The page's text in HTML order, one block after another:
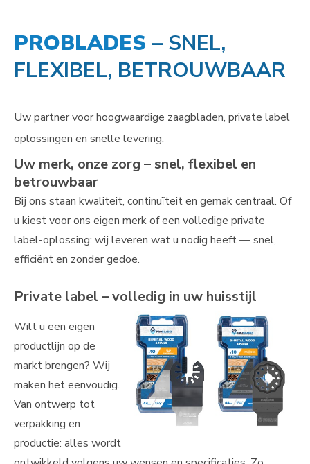
PROBLADES – SNEL,
FLEXIBEL, BETROUWBAAR
Uw partner voor hoogwaardige zaagbladen, private label
oplossingen en snelle levering.
Uw merk, onze zorg – snel, flexibel en
betrouwbaar
Bij ons staan kwaliteit, continuïteit en gemak centraal. Of
u kiest voor ons eigen merk of een volledige private
label-oplossing: wij leveren wat u nodig heeft — snel,
efficiënt en zonder gedoe.
Private label – volledig in uw huisstijl
Wilt u een eigen
productlijn op de
markt brengen? Wij
maken het eenvoudig.
Van ontwerp tot
verpakking en
productie: alles wordt